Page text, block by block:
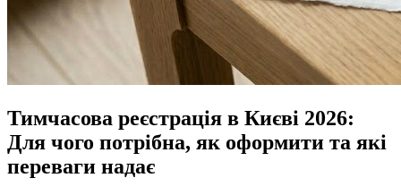
Тимчасова реєстрація в Києві 2026:
Для чого потрібна, як оформити та які
переваги надає